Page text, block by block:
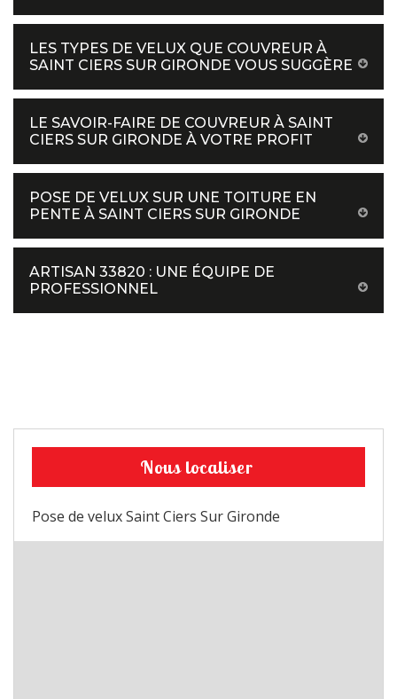
LES TYPES DE VELUX QUE COUVREUR À
SAINT CIERS SUR GIRONDE VOUS SUGGÈRE
LE SAVOIR-FAIRE DE COUVREUR À SAINT
CIERS SUR GIRONDE À VOTRE PROFIT
POSE DE VELUX SUR UNE TOITURE EN
PENTE À SAINT CIERS SUR GIRONDE
ARTISAN 33820 : UNE ÉQUIPE DE
PROFESSIONNEL
Nous localiser
Pose de velux Saint Ciers Sur Gironde